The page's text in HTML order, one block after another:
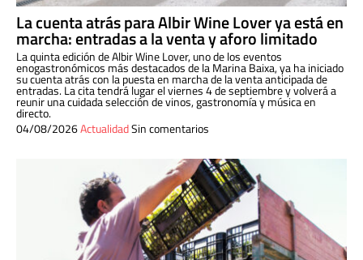
La cuenta atrás para Albir Wine Lover ya está en
marcha: entradas a la venta y aforo limitado
La quinta edición de Albir Wine Lover, uno de los eventos
enogastronómicos más destacados de la Marina Baixa, ya ha iniciado
su cuenta atrás con la puesta en marcha de la venta anticipada de
entradas. La cita tendrá lugar el viernes 4 de septiembre y volverá a
reunir una cuidada selección de vinos, gastronomía y música en
directo.
04/08/2026ActualidadSin comentarios